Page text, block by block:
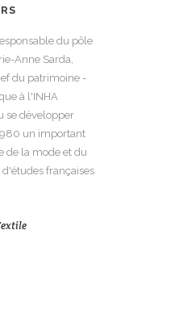
du pôle
Anne Sarda,
du patrimoine -
à l'INHA
se développer
un important
de la mode et du
françaises